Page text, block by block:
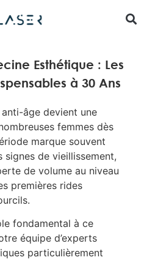
Esthétique : Les
à 30 Ans
âge devient une
femmes dès
marque souvent
signes de vieillissement,
de volume au niveau
premières rides
fondamental à ce
équipe d’experts
particulièrement